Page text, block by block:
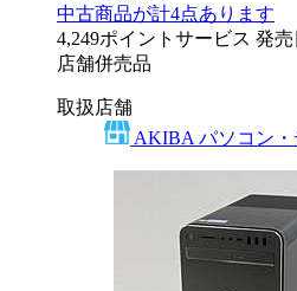
中古商品が計4点あります
4,249ポイントサービス 発売
店舗併売品
取扱店舗
AKIBA パソコン